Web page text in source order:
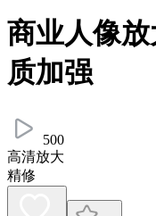
商业人像
质加强
500
高清放大
精修